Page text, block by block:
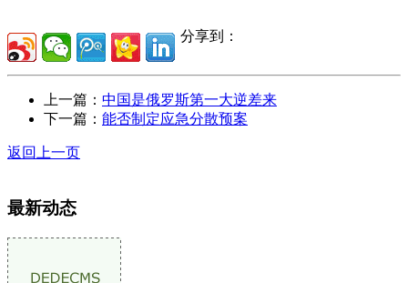
分享到：
上一篇： 中国是俄罗斯第一大逆差来
下一篇： 能否制定应急分散预案
返回上一页
最新动态